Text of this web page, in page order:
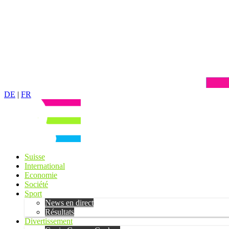
DE | FR
Suisse
International
Economie
Société
Sport
News en direct
Résultats
Divertissement